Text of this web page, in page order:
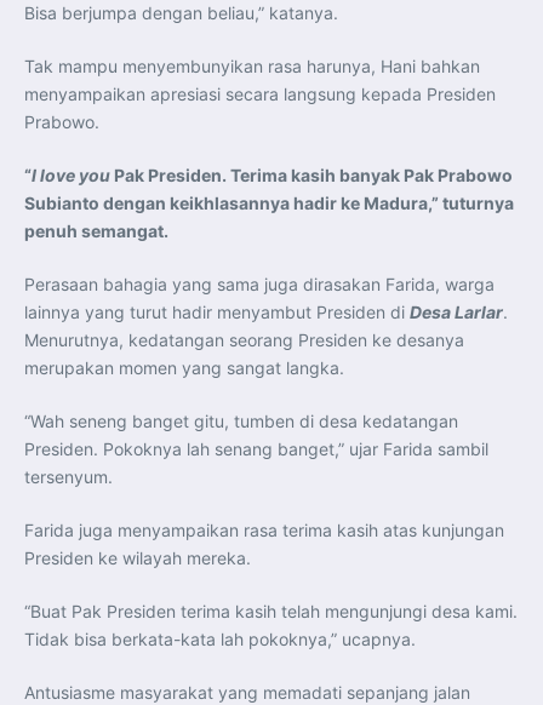
Bisa berjumpa dengan beliau,” katanya.
Tak mampu menyembunyikan rasa harunya, Hani bahkan
menyampaikan apresiasi secara langsung kepada Presiden
Prabowo.
“I love you Pak Presiden. Terima kasih banyak Pak Prabowo
Subianto dengan keikhlasannya hadir ke Madura,” tuturnya
penuh semangat.
Perasaan bahagia yang sama juga dirasakan Farida, warga
lainnya yang turut hadir menyambut Presiden di Desa Larlar.
Menurutnya, kedatangan seorang Presiden ke desanya
merupakan momen yang sangat langka.
“Wah seneng banget gitu, tumben di desa kedatangan
Presiden. Pokoknya lah senang banget,” ujar Farida sambil
tersenyum.
Farida juga menyampaikan rasa terima kasih atas kunjungan
Presiden ke wilayah mereka.
“Buat Pak Presiden terima kasih telah mengunjungi desa kami.
Tidak bisa berkata-kata lah pokoknya,” ucapnya.
Antusiasme masyarakat yang memadati sepanjang jalan